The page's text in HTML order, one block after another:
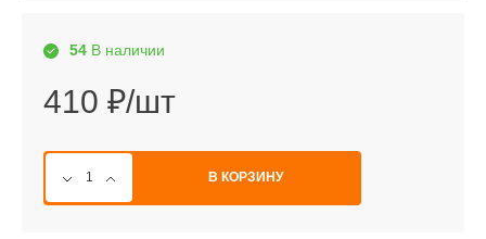
54 В наличии
410 ₽/шт
В КОРЗИНУ